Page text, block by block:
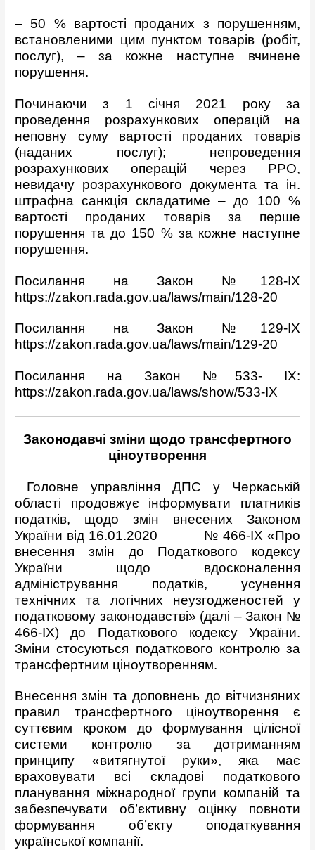
– 50 % вартості проданих з порушенням,
встановленими цим пунктом товарів (робіт,
послуг), – за кожне наступне вчинене
порушення.
Починаючи з 1 січня 2021 року за
проведення розрахункових операцій на
неповну суму вартості проданих товарів
(наданих послуг); непроведення
розрахункових операцій через РРО,
невидачу розрахункового документа та ін.
штрафна санкція складатиме – до 100 %
вартості проданих товарів за перше
порушення та до 150 % за кожне наступне
порушення.
Посилання на Закон №128-IX
https://zakon.rada.gov.ua/laws/main/128-20
Посилання на Закон №129-IX
https://zakon.rada.gov.ua/laws/main/129-20
Посилання на Закон №533- IX:
https://zakon.rada.gov.ua/laws/show/533-IX
Законодавчі зміни щодо трансфертного
ціноутворення
Головне управління ДПС у Черкаській
області продовжує інформувати платників
податків, щодо змін внесених Законом
України від 16.01.2020 № 466-IX «Про
внесення змін до Податкового кодексу
України щодо вдосконалення
адміністрування податків, усунення
технічних та логічних неузгодженостей у
податковому законодавстві» (далі – Закон №
466-IX) до Податкового кодексу України.
Зміни стосуються податкового контролю за
трансфертним ціноутворенням.
Внесення змін та доповнень до вітчизняних
правил трансфертного ціноутворення є
суттєвим кроком до формування цілісної
системи контролю за дотриманням
принципу «витягнутої руки», яка має
враховувати всі складові податкового
планування міжнародної групи компаній та
забезпечувати об’єктивну оцінку повноти
формування об’єкту оподаткування
української компанії.